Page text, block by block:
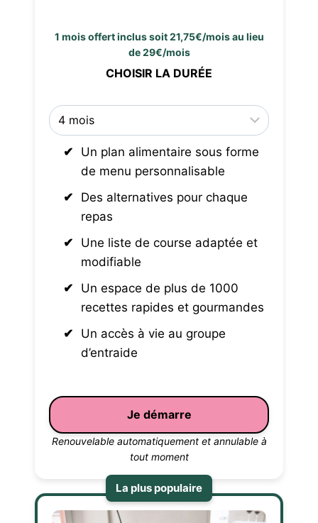
1 mois offert inclus soit 21,75€/mois au lieu
de 29€/mois
CHOISIR LA DURÉE
Un plan alimentaire sous forme
de menu personnalisable
Des alternatives pour chaque
repas
Une liste de course adaptée et
modifiable
Un espace de plus de 1000
recettes rapides et gourmandes
Un accès à vie au groupe
d’entraide
Je démarre
Renouvelable automatiquement et annulable à
tout moment